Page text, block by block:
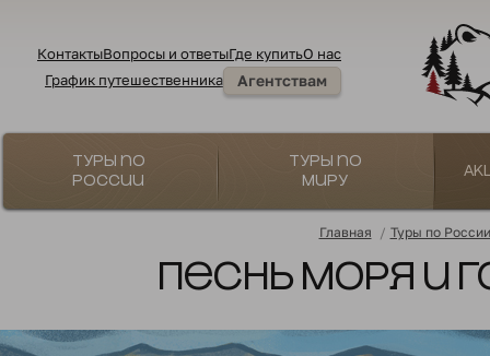
КонтактыВопросы и ответыГде купитьО нас
График путешественника
Агентствам
Туры по
России
Туры по
миру
Главная / Туры по России
Песнь моря и